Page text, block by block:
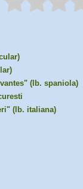
(lb. spaniola)
(lb. italiana)